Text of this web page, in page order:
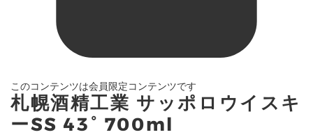
このコンテンツは会員限定コンテンツです
札幌酒精工業 サッポロウイスキ
ーSS 43° 700ml